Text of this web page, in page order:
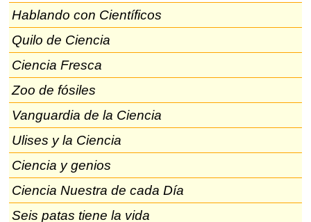
Hablando con Científicos
Quilo de Ciencia
Ciencia Fresca
Zoo de fósiles
Vanguardia de la Ciencia
Ulises y la Ciencia
Ciencia y genios
Ciencia Nuestra de cada Día
Seis patas tiene la vida